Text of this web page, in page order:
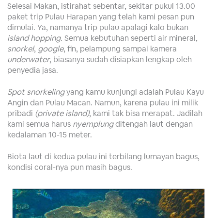
Selesai Makan, istirahat sebentar, sekitar pukul 13.00
paket trip Pulau Harapan yang telah kami pesan pun
dimulai. Ya, namanya trip pulau apalagi kalo bukan
island hopping. Semua kebutuhan seperti air mineral,
snorkel, google, fin, pelampung sampai kamera
underwater, biasanya sudah disiapkan lengkap oleh
penyedia jasa.
Spot snorkelingyang kamu kunjungi adalah Pulau Kayu
Angin dan Pulau Macan. Namun, karena pulau ini milik
pribadi (private island), kami tak bisa merapat. Jadilah
kami semua harus nyemplungditengah laut dengan
kedalaman 10-15 meter.
Biota laut di kedua pulau ini terbilang lumayan bagus,
kondisi coral-nya pun masih bagus.